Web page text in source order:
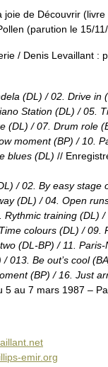
joie de Découvrir
(parution le 15/
/ Denis Levaillant :
(DL) / 02. Drive in
Station (DL) / 05.
(DL) / 07. Drum role
moment (BP) / 10.
blues (DL) //
/ 02. By easy stage
(DL) / 04. Open
Rythmic training (DL)
colours (DL) / 09.
(DL-BP) / 11.
013. Be out’s cool
(BP) / 16. Just
5 au 7 mars 1987 –
emir.org